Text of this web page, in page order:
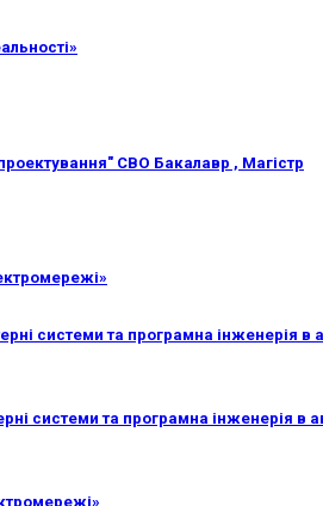
СВО Бакалавр , Магістр
системи та програмна інженерія в
системи та програмна інженерія в